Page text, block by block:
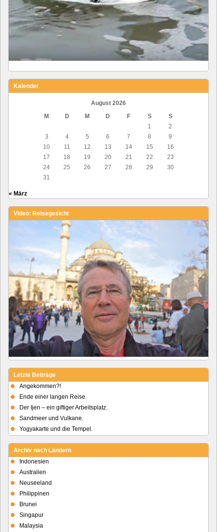
Kalender
August 2026
M
D M D F S
S
1
2
3
4 5 6 7 8
9
10
11 12 13 14 15
16
17
18 19 20 21 22
23
24
25 26 27 28 29
30
31
« März
Video: Reisegesicht
Letzte Beiträge
Angekommen?!
Ende einer langen Reise.
Der Ijen – ein giftiger Arbeitsplatz.
Sandmeer und Vulkane.
Yogyakarte und die Tempel.
Archiv nach Ländern
Indonesien
Australien
Neuseeland
Philippinen
Brunei
Singapur
Malaysia